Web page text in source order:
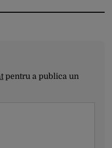
pentru a publica un